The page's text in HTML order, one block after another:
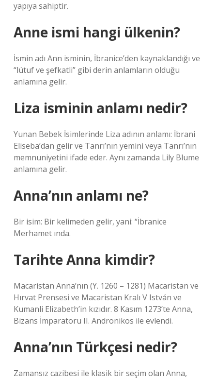
yapıya sahiptir.
Anne ismi hangi ülkenin?
İsmin adı Ann isminin, İbranice’den kaynaklandığı ve
“lütuf ve şefkatli” gibi derin anlamların olduğu
anlamına gelir.
Liza isminin anlamı nedir?
Yunan Bebek İsimlerinde Liza adının anlamı: İbrani
Eliseba’dan gelir ve Tanrı’nın yemini veya Tanrı’nın
memnuniyetini ifade eder. Aynı zamanda Lily Blume
anlamına gelir.
Anna’nın anlamı ne?
Bir isim: Bir kelimeden gelir, yani: “İbranice
Merhamet ında.
Tarihte Anna kimdir?
Macaristan Anna’nın (Y. 1260 – 1281) Macaristan ve
Hırvat Prensesi ve Macaristan Kralı V István ve
Kumanli Elizabeth’in kızıdır. 8 Kasım 1273’te Anna,
Bizans İmparatoru II. Andronikos ile evlendi.
Anna’nın Türkçesi nedir?
Zamansız cazibesi ile klasik bir seçim olan Anna,